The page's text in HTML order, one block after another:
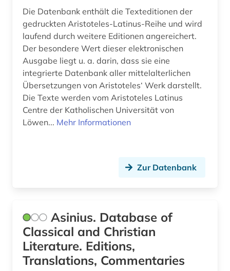
metaphysik (1)
metrik (1)
midrasch (1)
migne (1)
minuskel (1)
mittellateinische literatur (1)
mittlerer osten (1)
morphologie <linguistik> (1)
Die Datenbank enthält die Texteditionen der
gedruckten Aristoteles-Latinus-Reihe und wird
laufend durch weitere Editionen angereichert.
Der besondere Wert dieser elektronischen
Ausgabe liegt u. a. darin, dass sie eine
integrierte Datenbank aller mittelalterlichen
Übersetzungen von Aristoteles‘ Werk darstellt.
Die Texte werden vom Aristoteles Latinus
Centre der Katholischen Universität von
Löwen... Mehr Informationen
Zur Datenbank
Asinius. Database of
Classical and Christian
Literature. Editions,
Translations, Commentaries